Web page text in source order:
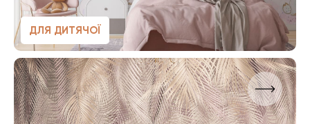
ДЛЯ ДИТЯЧОЇ